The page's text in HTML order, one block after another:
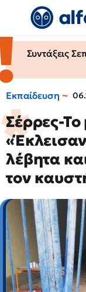
Συντάξεις
Εκπαίδευση
Σέρρες-Το
λέβητα
τον